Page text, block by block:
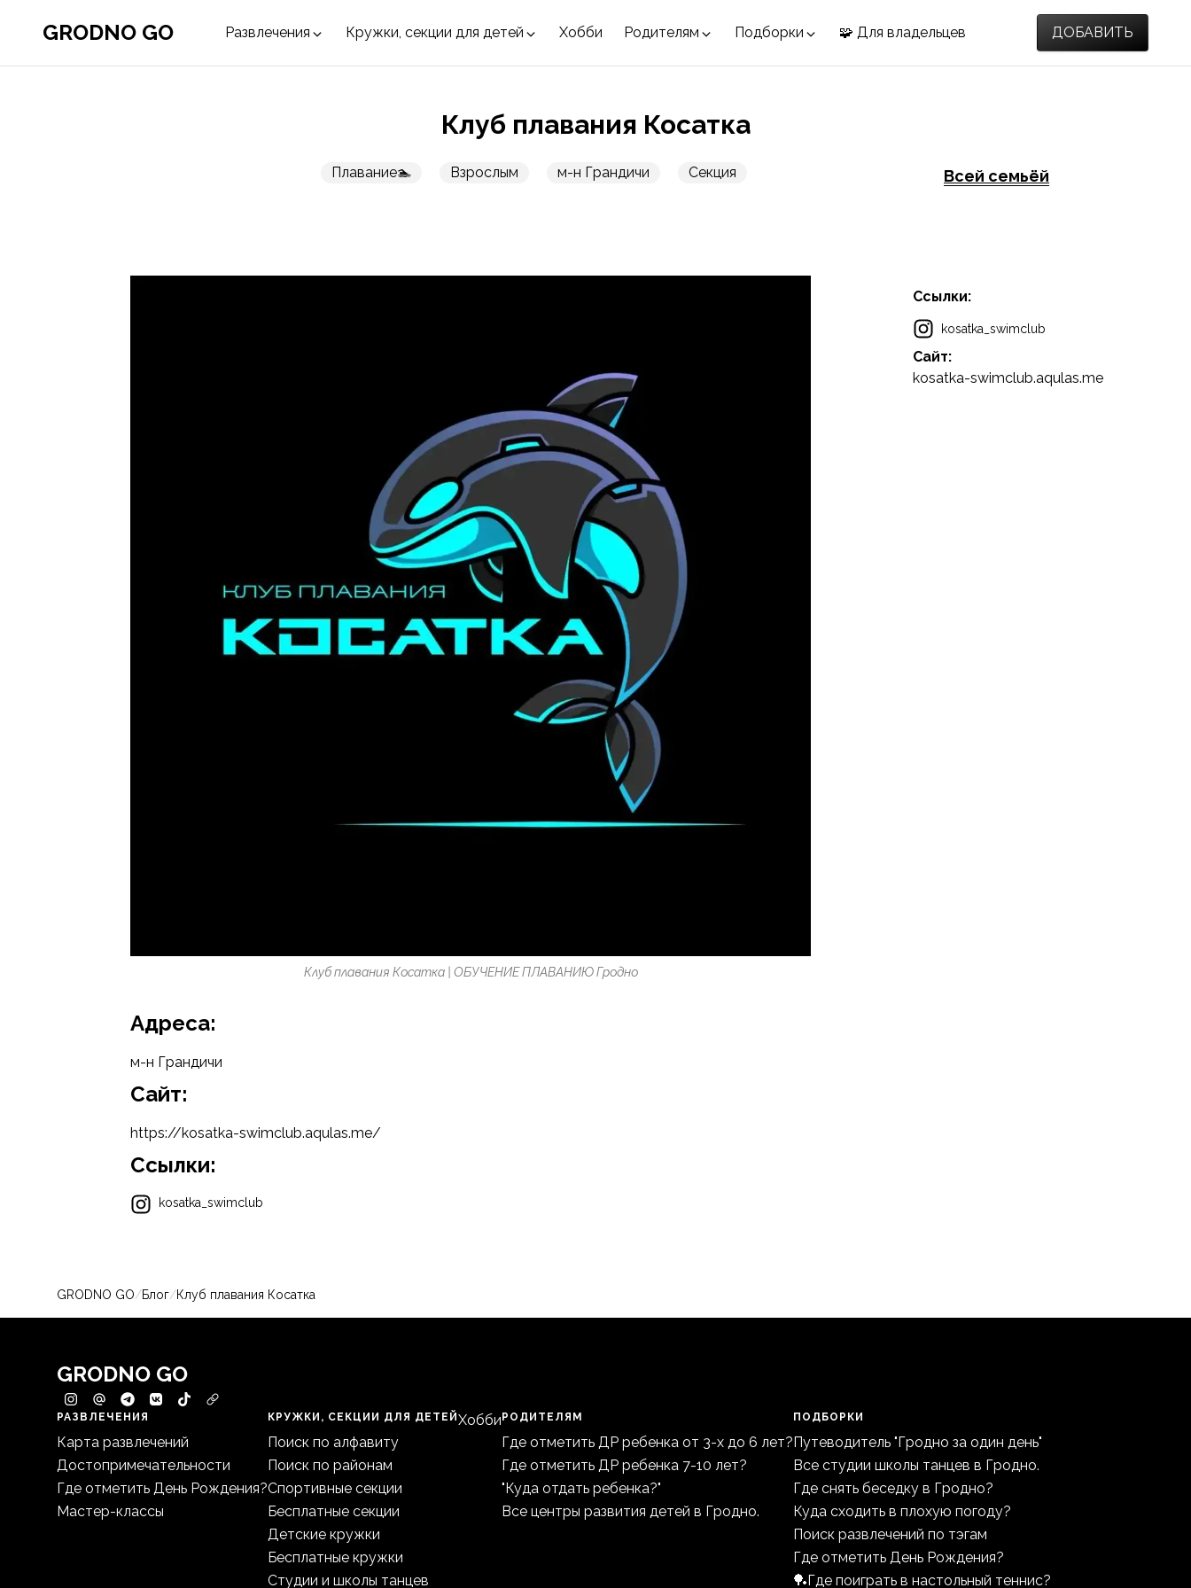
GRODNO GO Развлечения Кружки, секции для детей Хобби Родителям Подборки 🧩 Для владельцев ДОБАВИТЬ
Клуб плавания Косатка
Плавание🏊 Взрослым м-н Грандичи Секция Всей семьёй
Ссылки:
kosatka_swimclub
Сайт:
kosatka-swimclub.aqulas.me
Клуб плавания Косатка | ОБУЧЕНИЕ ПЛАВАНИЮ Гродно
Адреса:
м-н Грандичи
Cайт:
https://kosatka-swimclub.aqulas.me/
Ссылки:
kosatka_swimclub
GRODNO GO/Блог/Клуб плавания Косатка
GRODNO GO
РАЗВЛЕЧЕНИЯ
Карта развлечений
Достопримечательности
Где отметить День Рождения?
Мастер-классы
КРУЖКИ, СЕКЦИИ ДЛЯ ДЕТЕЙ
Поиск по алфавиту
Поиск по районам
Спортивные секции
Бесплатные секции
Детские кружки
Бесплатные кружки
Студии и школы танцев
Хобби РОДИТЕЛЯМ
Где отметить ДР ребенка от 3-х до 6 лет?
Где отметить ДР ребенка 7-10 лет?
"Куда отдать ребенка?"
Все центры развития детей в Гродно.
ПОДБОРКИ
Путеводитель "Гродно за один день"
Все студии школы танцев в Гродно.
Где снять беседку в Гродно?
Куда сходить в плохую погоду?
Поиск развлечений по тэгам
Где отметить День Рождения?
🏓Где поиграть в настольный теннис?